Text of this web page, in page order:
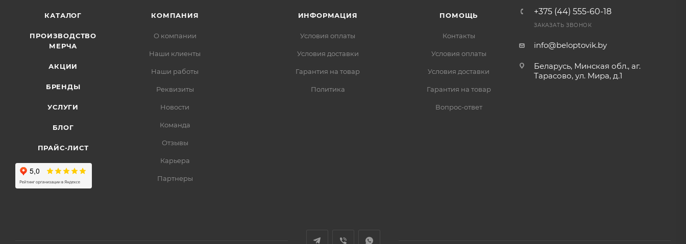
КАТАЛОГ
ПРОИЗВОДСТВО
МЕРЧА
АКЦИИ
БРЕНДЫ
УСЛУГИ
БЛОГ
ПРАЙС-ЛИСТ
КОМПАНИЯ
О компании
Наши клиенты
Наши работы
Реквизиты
Новости
Команда
Отзывы
Карьера
Партнеры
ИНФОРМАЦИЯ
Условия оплаты
Условия доставки
Гарантия на товар
Политика
ПОМОЩЬ
Контакты
Условия оплаты
Условия доставки
Гарантия на товар
Вопрос-ответ
+375 (44) 555-60-18
ЗАКАЗАТЬ ЗВОНОК
info@beloptovik.by
Беларусь, Минская обл., аг.
Тарасово, ул. Мира, д.1